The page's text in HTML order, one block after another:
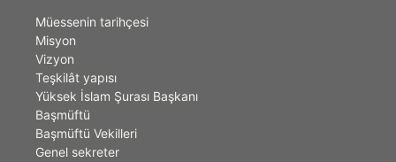
Müessenin tarihçesi
Misyon
Vizyon
Teşkilât yapısı
Yüksek İslam Şurası Başkanı
Başmüftü
Başmüftü Vekilleri
Genel sekreter